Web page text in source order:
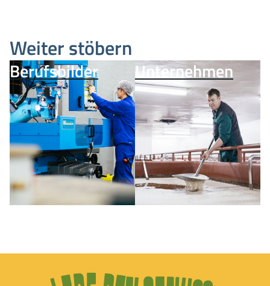
Weiter stöbern
Berufsbilder Unternehmen